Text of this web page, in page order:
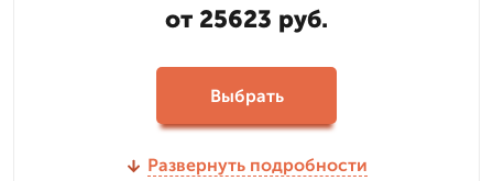
от 25623 руб.
Выбрать
Развернуть подробности